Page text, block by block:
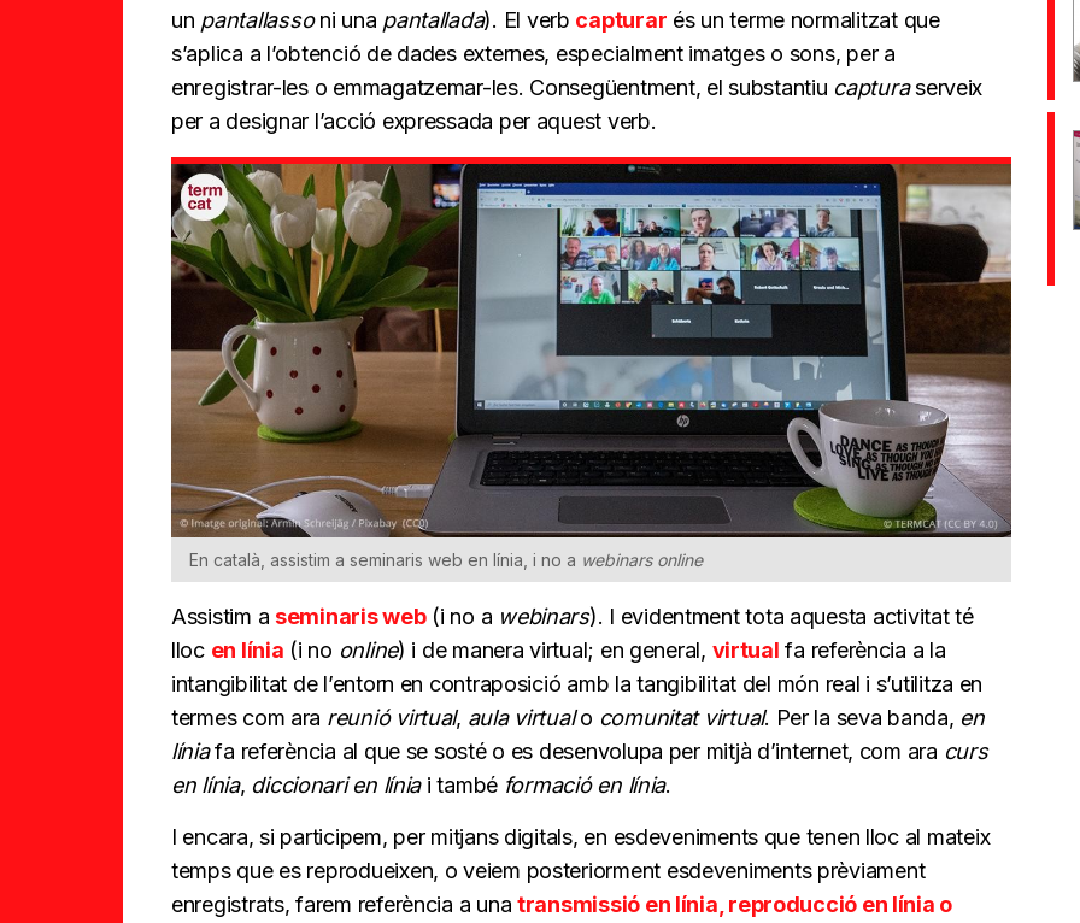
un pantallassoni una pantallada). El verb capturar és un terme normalitzat que
s’aplica a l’obtenció de dades externes, especialment imatges o sons, per a
enregistrar-les o emmagatzemar-les. Consegüentment, el substantiu capturaserveix
per a designar l’acció expressada per aquest verb.
En català, assistim a seminaris web en línia, i no a webinars online
Assistim aseminaris web(i no a webinars). I evidentment tota aquesta activitat té
lloc en línia (i no online) i de manera virtual; en general, virtual fa referència a la
intangibilitat de l’entorn en contraposició amb la tangibilitat del món real i s’utilitza en
termes com ara reunió virtual, aula virtualo comunitat virtual. Per la seva banda, en
líniafa referència al que se sosté o es desenvolupa per mitjà d’internet, com ara curs
en línia, diccionari en líniai també formació en línia.
I encara, si participem, per mitjans digitals, en esdeveniments que tenen lloc al mateix
temps que es reprodueixen, o veiem posteriorment esdeveniments prèviament
enregistrats, farem referència a unatransmissió en línia, reproducció en línia o